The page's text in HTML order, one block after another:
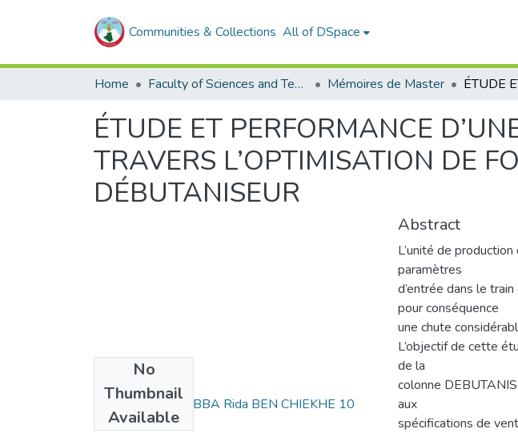
Communities & Collections All of DSpace
Home Faculty of Sciences and Technology Mémoires de Master
ÉTUDE ET PERFORMANCE
TRAVERS L’OPTIMISATION DE
DÉBUTANISEUR
No
Thumbnail
Available
mimoire Zohra DEBBA Rida BEN CHIEKHE 10
.pdf(2.86 MB)
Abstract
L’unité de
paramètres
d’entrée dans le
pour conséquence
une chute
L’objectif de cette
de la
colonne
aux
spécifications de